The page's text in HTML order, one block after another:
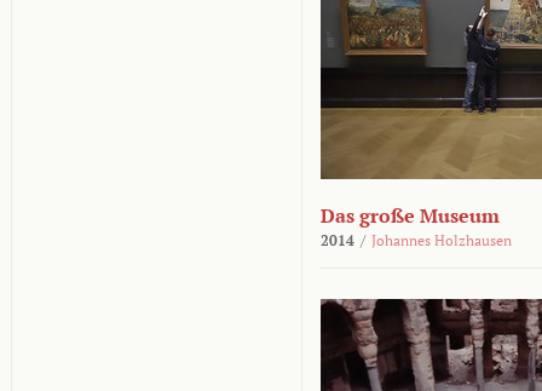
Das große Museum
2014 / Johannes Holzhausen